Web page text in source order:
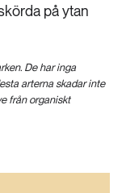
på ytan
De har inga
arterna skadar inte
från organiskt